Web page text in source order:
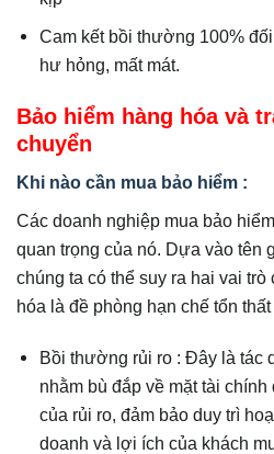
Cam kết bồi thường 100%
hư hỏng, mất mát.
Bảo hiểm hàng hóa và
chuyển
Khi nào cần mua bảo hiểm :
Các doanh nghiệp mua bảo
quan trọng của nó. Dựa vào tên
chúng ta có thể suy ra hai vai
hóa là đề phòng hạn chế tổn
Bồi thường rủi ro : Đây là tác
nhằm bù đắp về mặt tài
của rủi ro, đảm bảo duy trì
doanh và lợi ích của khách